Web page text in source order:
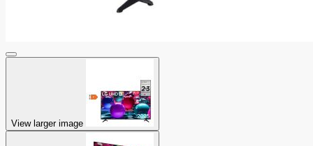
View larger image